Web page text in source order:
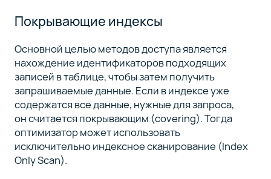
Покрывающие индексы
Основной целью методов доступа является
нахождение идентификаторов подходящих
записей в таблице, чтобы затем получить
запрашиваемые данные. Если в индексе уже
содержатся все данные, нужные для запроса,
он считается покрывающим (covering). Тогда
оптимизатор может использовать
исключительно индексное сканирование (Index
Only Scan).